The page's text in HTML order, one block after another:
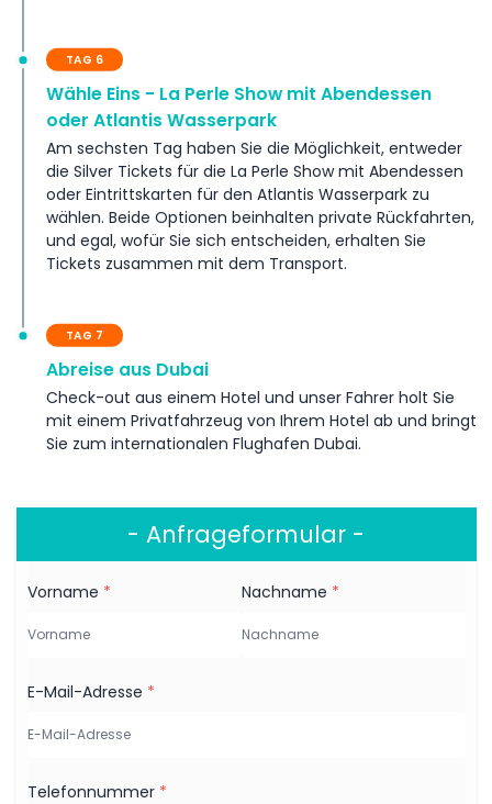
TAG 6
Wähle Eins - La Perle Show mit Abendessen
oder Atlantis Wasserpark
Am sechsten Tag haben Sie die Möglichkeit, entweder
die Silver Tickets für die La Perle Show mit Abendessen
oder Eintrittskarten für den Atlantis Wasserpark zu
wählen. Beide Optionen beinhalten private Rückfahrten,
und egal, wofür Sie sich entscheiden, erhalten Sie
Tickets zusammen mit dem Transport.
TAG 7
Abreise aus Dubai
Check-out aus einem Hotel und unser Fahrer holt Sie
mit einem Privatfahrzeug von Ihrem Hotel ab und bringt
Sie zum internationalen Flughafen Dubai.
- Anfrageformular -
Vorname * Nachname *
E-Mail-Adresse *
Telefonnummer *